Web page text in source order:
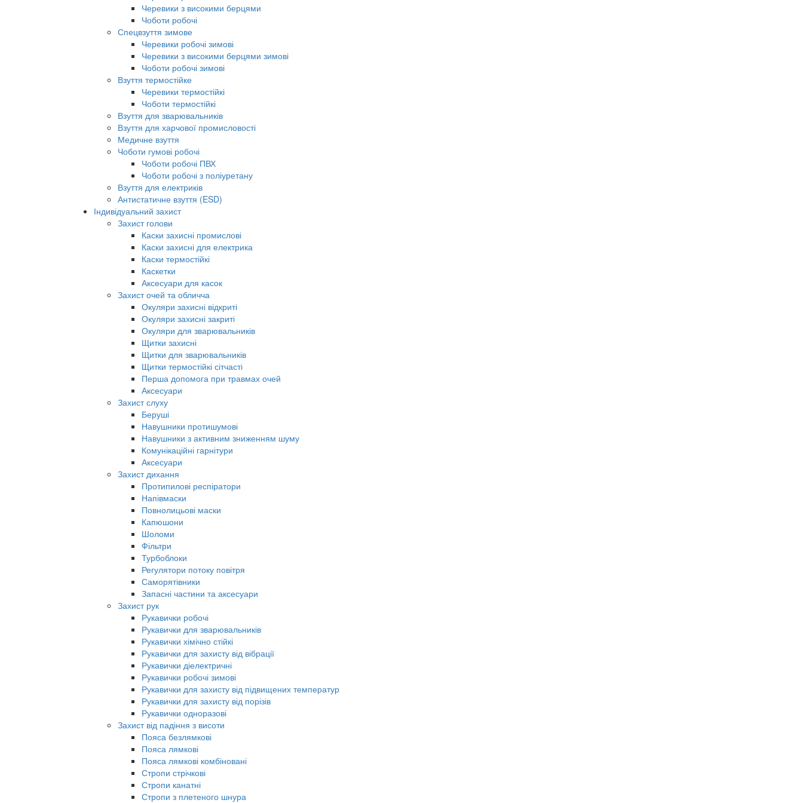
Черевики з високими берцями
Чоботи робочі
Спецвзуття зимове
Черевики робочі зимові
Черевики з високими берцями зимові
Чоботи робочі зимові
Взуття термостійке
Черевики термостійкі
Чоботи термостійкі
Взуття для зварювальників
Взуття для харчової промисловості
Медичне взуття
Чоботи гумові робочі
Чоботи робочі ПВХ
Чоботи робочі з поліуретану
Взуття для електриків
Антистатичне взуття (ESD)
Індивідуальний захист
Захист голови
Каски захисні промислові
Каски захисні для електрика
Каски термостійкі
Каскетки
Аксесуари для касок
Захист очей та обличча
Окуляри захисні відкриті
Окуляри захисні закриті
Окуляри для зварювальників
Щитки захисні
Щитки для зварювальників
Щитки термостійкі сітчасті
Перша допомога при травмах очей
Аксесуари
Захист слуху
Беруші
Навушники протишумові
Навушники з активним зниженням шуму
Комунікаційні гарнітури
Аксесуари
Захист дихання
Протипилові респіратори
Напівмаски
Повнолицьові маски
Капюшони
Шоломи
Фільтри
Турбоблоки
Регулятори потоку повітря
Саморятівники
Запасні частини та аксесуари
Захист рук
Рукавички робочі
Рукавички для зварювальників
Рукавички хімічно стійкі
Рукавички для захисту від вібрації
Рукавички діелектричні
Рукавички робочі зимові
Рукавички для захисту від підвищених температур
Рукавички для захисту від порізів
Рукавички одноразові
Захист від падіння з висоти
Пояса безлямкові
Пояса лямкові
Пояса лямкові комбіновані
Стропи стрічкові
Стропи канатні
Стропи з плетеного шнура